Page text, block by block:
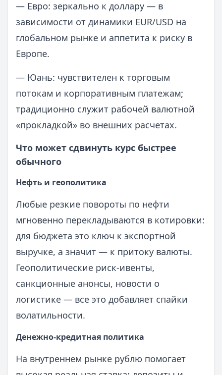
— Евро: зеркально к доллару — в
зависимости от динамики EUR/USD на
глобальном рынке и аппетита к риску в
Европе.
— Юань: чувствителен к торговым
потокам и корпоративным платежам;
традиционно служит рабочей валютной
«прокладкой» во внешних расчетах.
Что может сдвинуть курс быстрее
обычного
Нефть и геополитика
Любые резкие повороты по нефти
мгновенно перекладываются в котировки:
для бюджета это ключ к экспортной
выручке, а значит — к притоку валюты.
Геополитические риск-ивенты,
санкционные анонсы, новости о
логистике — все это добавляет спайки
волатильности.
Денежно-кредитная политика
На внутреннем рынке рублю помогает